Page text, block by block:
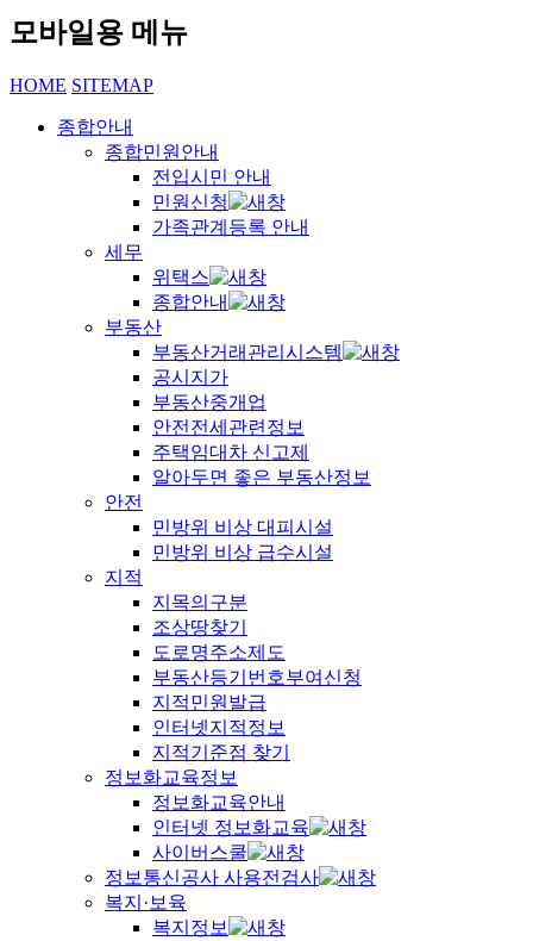
모바일용 메뉴
HOME SITEMAP
종합안내
종합민원안내
전입시민 안내
민원신청
가족관계등록 안내
세무
위택스
종합안내
부동산
부동산거래관리시스템
공시지가
부동산중개업
안전전세관련정보
주택임대차 신고제
알아두면 좋은 부동산정보
안전
민방위 비상 대피시설
민방위 비상 급수시설
지적
지목의구분
조상땅찾기
도로명주소제도
부동산등기번호부여신청
지적민원발급
인터넷지적정보
지적기준점 찾기
정보화교육정보
정보화교육안내
인터넷 정보화교육
사이버스쿨
정보통신공사 사용전검사
복지·보육
복지정보